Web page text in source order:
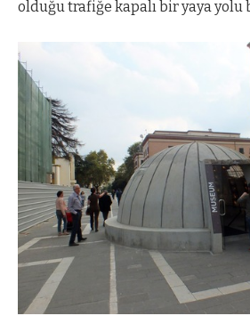
olduğu trafiğe kapalı bir yaya yolu